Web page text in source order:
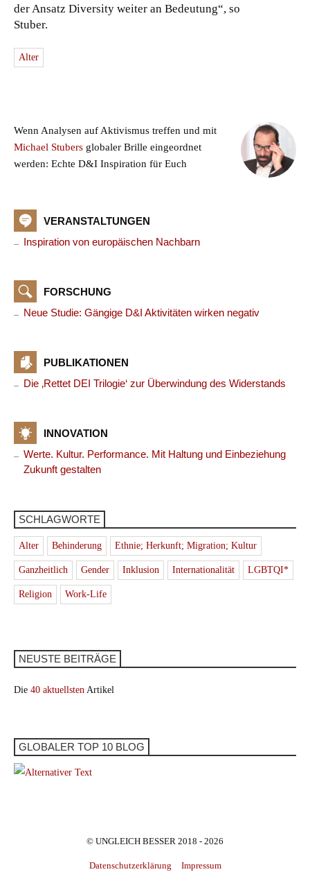
der Ansatz Diversity weiter an Bedeutung“, so
Stuber.
Alter
Wenn Analysen auf Aktivismus treffen und mit
Michael Stubers globaler Brille eingeordnet
werden: Echte D&I Inspiration für Euch
VERANSTALTUNGEN
Inspiration von europäischen Nachbarn
FORSCHUNG
Neue Studie: Gängige D&I Aktivitäten wirken negativ
PUBLIKATIONEN
Die ‚Rettet DEI Trilogie‘ zur Überwindung des Widerstands
INNOVATION
Werte. Kultur. Performance. Mit Haltung und Einbeziehung
Zukunft gestalten
SCHLAGWORTE
Alter Behinderung Ethnie; Herkunft; Migration; Kultur
Ganzheitlich Gender Inklusion Internationalität LGBTQI*
Religion Work-Life
NEUSTE BEITRÄGE
Die 40 aktuellsten Artikel
GLOBALER TOP 10 BLOG
© UNGLEICH BESSER 2018 - 2026
Datenschutzerklärung Impressum